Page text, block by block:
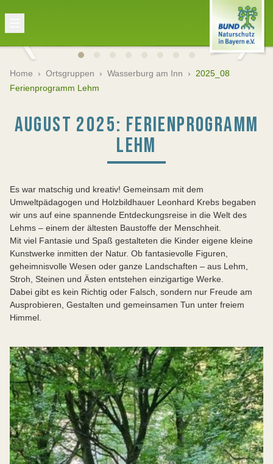
Home › Ortsgruppen › Wasserburg am Inn › 2025_08
Ferienprogramm Lehm
AUGUST 2025: FERIENPROGRAMM
LEHM
Es war matschig und kreativ! Gemeinsam mit dem
Umweltpädagogen und Holzbildhauer Leonhard Krebs begaben
wir uns auf eine spannende Entdeckungsreise in die Welt des
Lehms – einem der ältesten Baustoffe der Menschheit.
Mit viel Fantasie und Spaß gestalteten die Kinder eigene kleine
Kunstwerke inmitten der Natur. Ob fantasievolle Figuren,
geheimnisvolle Wesen oder ganze Landschaften – aus Lehm,
Stroh, Steinen und Ästen entstehen einzigartige Werke.
Dabei gibt es kein Richtig oder Falsch, sondern nur Freude am
Ausprobieren, Gestalten und gemeinsamen Tun unter freiem
Himmel.